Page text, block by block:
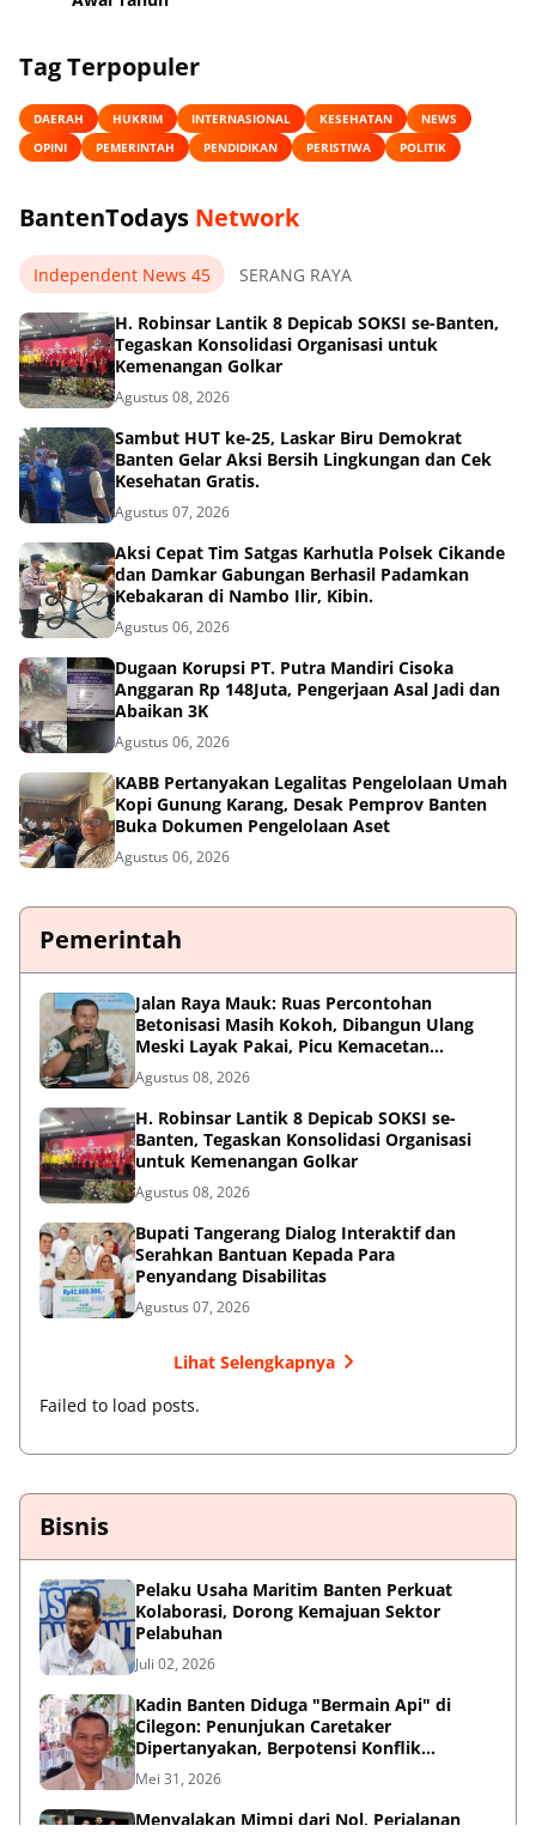
Tag Terpopuler
DAERAH HUKRIM INTERNASIONAL KESEHATAN
NEWS
OPINI
PEMERINTAH PENDIDIKAN PERISTIWA POLITIK
BantenTodays Network
Independent News 45 SERANG RAYA
H. Robinsar Lantik 8 Depicab SOKSI se-Banten,
Tegaskan Konsolidasi Organisasi untuk
Kemenangan Golkar
Agustus 08, 2026
Sambut HUT ke-25, Laskar Biru Demokrat
Banten Gelar Aksi Bersih Lingkungan dan Cek
Kesehatan Gratis.
Agustus 07, 2026
Aksi Cepat Tim Satgas Karhutla Polsek Cikande
dan Damkar Gabungan Berhasil Padamkan
Kebakaran di Nambo Ilir, Kibin.
Agustus 06, 2026
Dugaan Korupsi PT. Putra Mandiri Cisoka
Anggaran Rp 148Juta, Pengerjaan Asal Jadi dan
Abaikan 3K
Agustus 06, 2026
KABB Pertanyakan Legalitas Pengelolaan Umah
Kopi Gunung Karang, Desak Pemprov Banten
Buka Dokumen Pengelolaan Aset
Agustus 06, 2026
Pemerintah
Jalan Raya Mauk: Ruas Percontohan
Betonisasi Masih Kokoh, Dibangun Ulang
Meski Layak Pakai, Picu Kemacetan
Panjang
Agustus 08, 2026
H. Robinsar Lantik 8 Depicab SOKSI se-
Banten, Tegaskan Konsolidasi Organisasi
untuk Kemenangan Golkar
Agustus 08, 2026
Bupati Tangerang Dialog Interaktif dan
Serahkan Bantuan Kepada Para
Penyandang Disabilitas
Agustus 07, 2026
Lihat Selengkapnya
Failed to load posts.
Bisnis
Pelaku Usaha Maritim Banten Perkuat
Kolaborasi, Dorong Kemajuan Sektor
Pelabuhan
Juli 02, 2026
Kadin Banten Diduga "Bermain Api" di
Cilegon: Penunjukan Caretaker
Dipertanyakan, Berpotensi Konflik
Kepentingan
Mei 31, 2026
Menyalakan Mimpi dari Nol, Perjalanan